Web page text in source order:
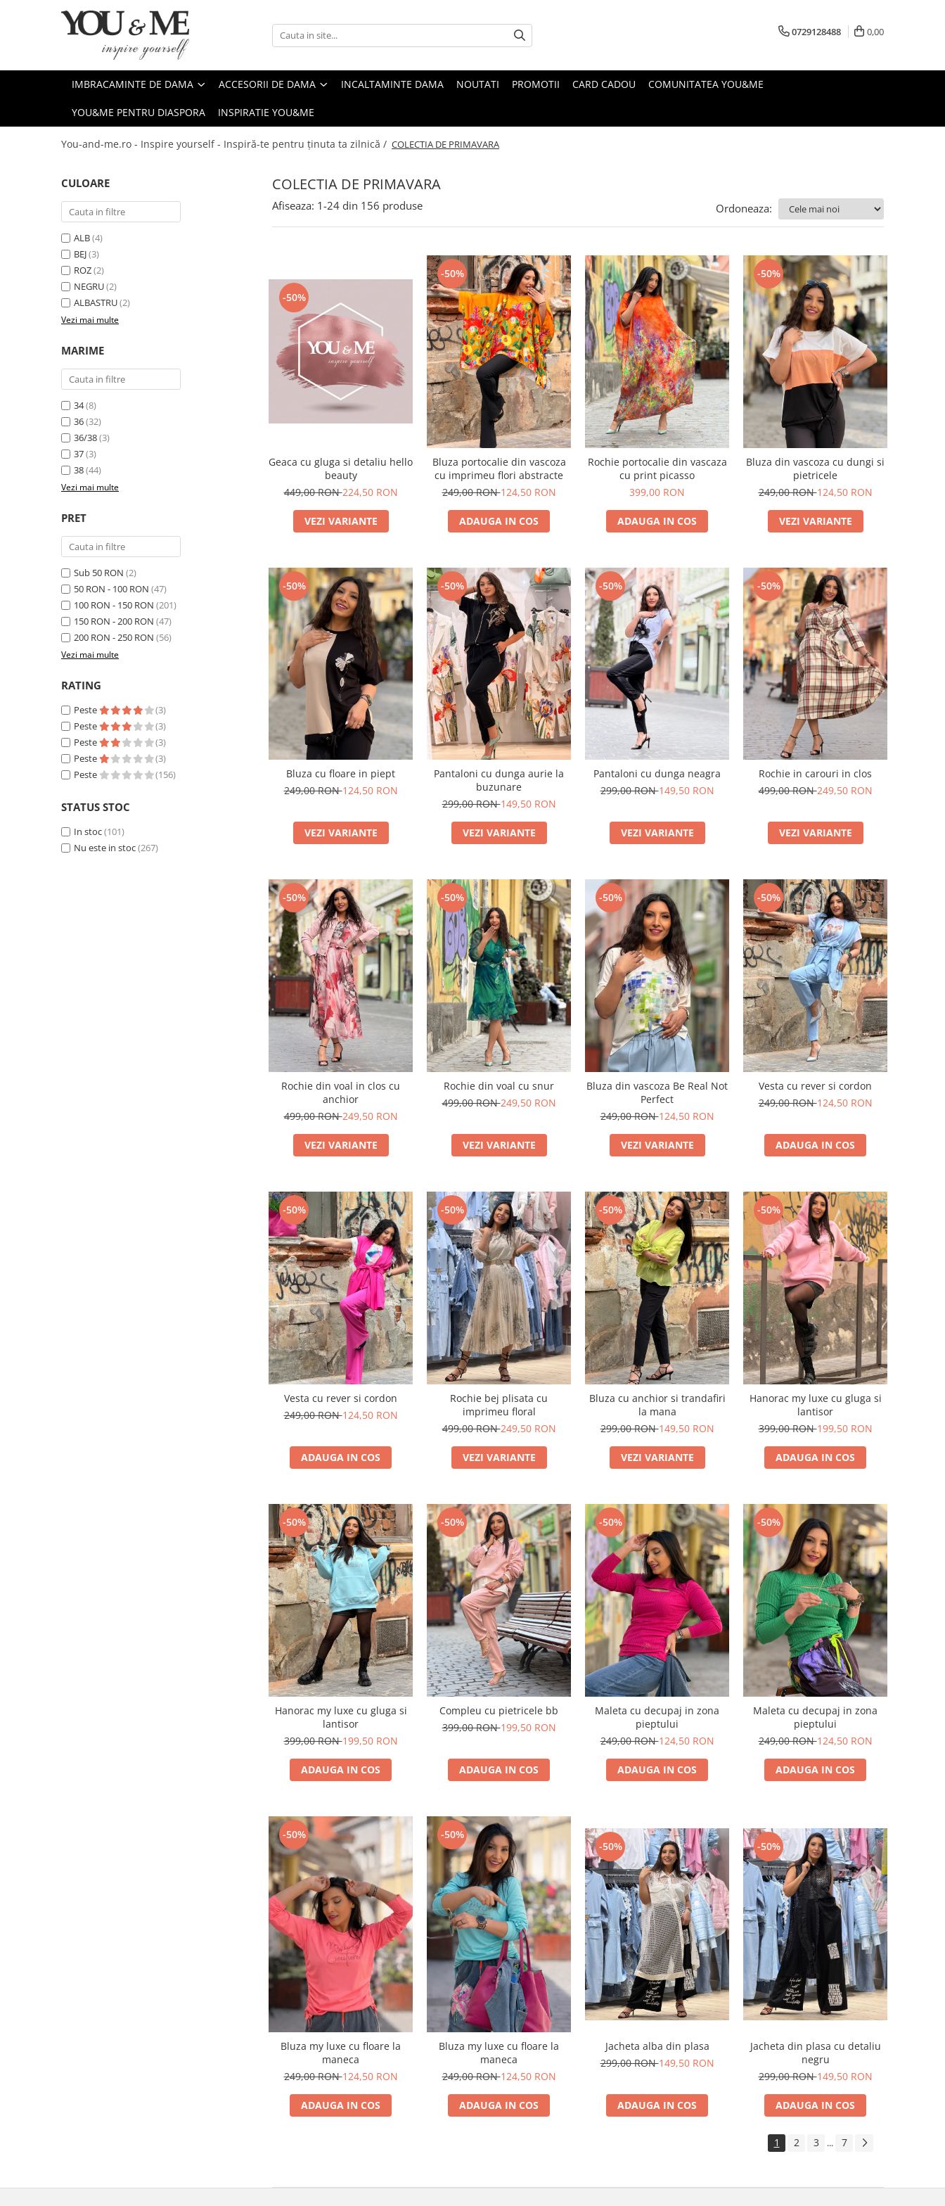
Imbracaminte de dama
Geci si jachete
Rochii de zi
Compleuri si costume
Costume de baie
Accesorii de dama
Coliere si brose
0729128488 0,00
IMBRACAMINTE DE DAMA ACCESORII DE DAMA INCALTAMINTE DAMA NOUTATI PROMOTII CARD CADOU COMUNITATEA YOU&ME
YOU&ME PENTRU DIASPORA INSPIRATIE YOU&ME
You-and-me.ro - Inspire yourself - Inspiră-te pentru ținuta ta zilnică / COLECTIA DE PRIMAVARA
COLECTIA DE PRIMAVARA
CULOARE
ALB(4)
BEJ(3)
ROZ(2)
NEGRU(2)
ALBASTRU(2)
Vezi mai multe
MARIME
34(8)
36(32)
36/38(3)
37(3)
38(44)
Vezi mai multe
PRET
Sub 50 RON (2)
50 RON - 100 RON (47)
100 RON - 150 RON (201)
150 RON - 200 RON (47)
200 RON - 250 RON (56)
Vezi mai multe
RATING
Peste
(3)
Peste
(3)
Peste
(3)
Peste
(3)
Peste
(156)
STATUS STOC
In stoc(101)
Nu este in stoc(267)
Afiseaza: 1-24 din 156 produse Ordoneaza:
-50%
Geaca cu gluga si detaliu hello
beauty
449,00 RON224,50 RON
VEZI VARIANTE
-50%
Bluza portocalie din vascoza
cu imprimeu flori abstracte
249,00 RON124,50 RON
ADAUGA IN COS
Rochie portocalie din vascaza
cu print picasso
399,00 RON
ADAUGA IN COS
-50%
Bluza din vascoza cu dungi si
pietricele
249,00 RON124,50 RON
VEZI VARIANTE
-50%
Bluza cu floare in piept
249,00 RON124,50 RON
VEZI VARIANTE
-50%
Pantaloni cu dunga aurie la
buzunare
299,00 RON149,50 RON
VEZI VARIANTE
-50%
Pantaloni cu dunga neagra
299,00 RON149,50 RON
VEZI VARIANTE
-50%
Rochie in carouri in clos
499,00 RON249,50 RON
VEZI VARIANTE
-50%
Rochie din voal in clos cu
anchior
499,00 RON249,50 RON
VEZI VARIANTE
-50%
Rochie din voal cu snur
499,00 RON249,50 RON
VEZI VARIANTE
-50%
Bluza din vascoza Be Real Not
Perfect
249,00 RON124,50 RON
VEZI VARIANTE
-50%
Vesta cu rever si cordon
249,00 RON124,50 RON
ADAUGA IN COS
-50%
Vesta cu rever si cordon
249,00 RON124,50 RON
ADAUGA IN COS
-50%
Rochie bej plisata cu
imprimeu floral
499,00 RON249,50 RON
VEZI VARIANTE
-50%
Bluza cu anchior si trandafiri
la mana
299,00 RON149,50 RON
VEZI VARIANTE
-50%
Hanorac my luxe cu gluga si
lantisor
399,00 RON199,50 RON
ADAUGA IN COS
-50%
Hanorac my luxe cu gluga si
lantisor
399,00 RON199,50 RON
ADAUGA IN COS
-50%
Compleu cu pietricele bb
399,00 RON199,50 RON
ADAUGA IN COS
-50%
Maleta cu decupaj in zona
pieptului
249,00 RON124,50 RON
ADAUGA IN COS
-50%
Maleta cu decupaj in zona
pieptului
249,00 RON124,50 RON
ADAUGA IN COS
-50%
Bluza my luxe cu floare la
maneca
249,00 RON124,50 RON
ADAUGA IN COS
-50%
Bluza my luxe cu floare la
maneca
249,00 RON124,50 RON
ADAUGA IN COS
-50%
Jacheta alba din plasa
299,00 RON149,50 RON
ADAUGA IN COS
-50%
Jacheta din plasa cu detaliu
negru
299,00 RON149,50 RON
ADAUGA IN COS
1 2 3 ... 7